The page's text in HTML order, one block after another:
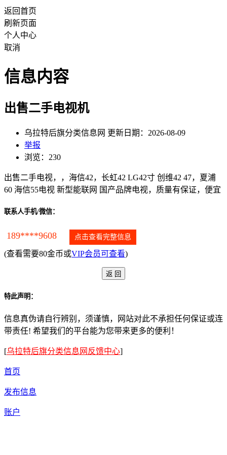
返回首页
刷新页面
个人中心
取消
信息内容
出售二手电视机
乌拉特后旗分类信息网 更新日期：2026-08-09
举报
浏览：230
出售二手电视，，海信42，长虹42 LG42寸 创维42 47，夏浦
60 海信55电视 新型能联网 国产品牌电视，质量有保证，便宜
联系人手机/微信：
189****9608 点击查看完整信息
(查看需要80金币或VIP会员可查看)
特此声明：
信息真伪请自行辨别，须谨慎，网站对此不承担任何保证或连
带责任! 希望我们的平台能为您带来更多的便利！
[乌拉特后旗分类信息网反馈中心]
首页
发布信息
账户